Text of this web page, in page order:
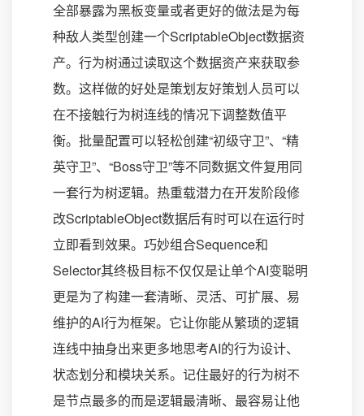
全部暴露为黑板变量或者更好的做法是为每
种敌人类型创建一个ScriptableObject数据资
产。行为树通过读取这个数据资产来获取参
数。这样做的好处是策划友好策划人员可以
在不接触行为树连线的情况下调整数值平
衡。批量配置可以轻松创建“初级守卫”、“精
英守卫”、“Boss守卫”等不同数据文件复用同
一套行为树逻辑。热重载潜力在开发阶段修
改ScriptableObject数据后有时可以在运行时
立即看到效果。巧妙组合Sequence和
Selector其终极目标不仅仅是让单个AI变聪明
更是为了构建一套清晰、灵活、可扩展、易
维护的AI行为框架。它让你能从繁琐的逻辑
连线中抽身出来更多地思考AI的行为设计、
状态划分和模块关系。记住最好的行为树不
是节点最多的而是逻辑最清晰、最容易让他